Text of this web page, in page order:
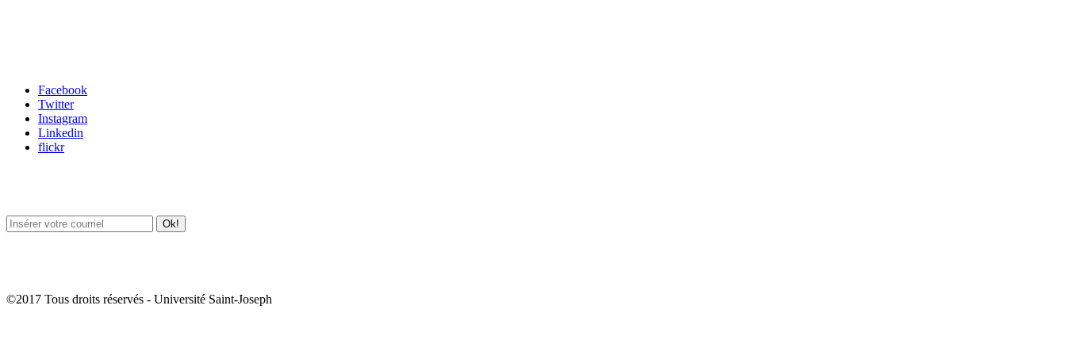
Facebook
Twitter
Instagram
Linkedin
flickr
©2017 Tous droits réservés - Université Saint-Joseph